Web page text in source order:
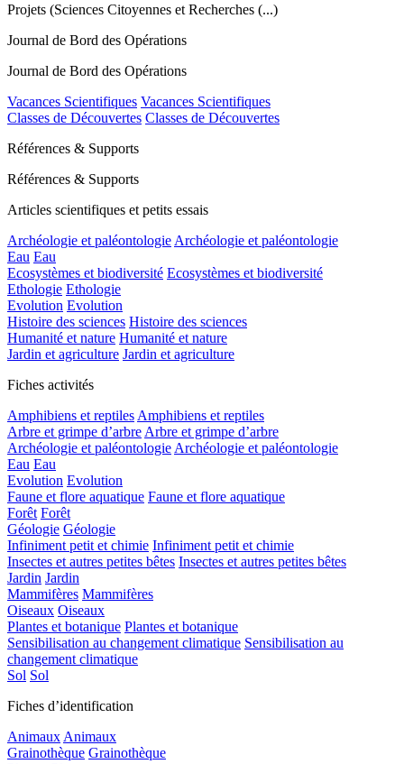
Projets (Sciences Citoyennes et Recherches (...)
Journal de Bord des Opérations
Journal de Bord des Opérations
Vacances Scientifiques Vacances Scientifiques
Classes de Découvertes Classes de Découvertes
Références & Supports
Références & Supports
Articles scientifiques et petits essais
Archéologie et paléontologie Archéologie et paléontologie
Eau Eau
Ecosystèmes et biodiversité Ecosystèmes et biodiversité
Ethologie Ethologie
Evolution Evolution
Histoire des sciences Histoire des sciences
Humanité et nature Humanité et nature
Jardin et agriculture Jardin et agriculture
Fiches activités
Amphibiens et reptiles Amphibiens et reptiles
Arbre et grimpe d’arbre Arbre et grimpe d’arbre
Archéologie et paléontologie Archéologie et paléontologie
Eau Eau
Evolution Evolution
Faune et flore aquatique Faune et flore aquatique
Forêt Forêt
Géologie Géologie
Infiniment petit et chimie Infiniment petit et chimie
Insectes et autres petites bêtes Insectes et autres petites bêtes
Jardin Jardin
Mammifères Mammifères
Oiseaux Oiseaux
Plantes et botanique Plantes et botanique
Sensibilisation au changement climatique Sensibilisation au
changement climatique
Sol Sol
Fiches d’identification
Animaux Animaux
Grainothèque Grainothèque